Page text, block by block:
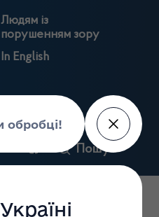
Людям із
порушенням зору
In English
Пошук
Антикорупційний